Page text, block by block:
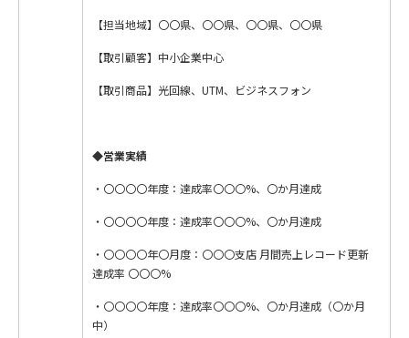
【担当地域】〇〇県、〇〇県、〇〇県、〇〇県
【取引顧客】中小企業中心
【取引商品】光回線、UTM、ビジネスフォン
◆営業実績
・〇〇〇〇年度：達成率〇〇〇%、〇か月達成
・〇〇〇〇年度：達成率〇〇〇%、〇か月達成
・〇〇〇〇年〇月度：〇〇〇支店 月間売上レコード更新
達成率 〇〇〇%
・〇〇〇〇年度：達成率〇〇〇%、〇か月達成（〇か月
中）